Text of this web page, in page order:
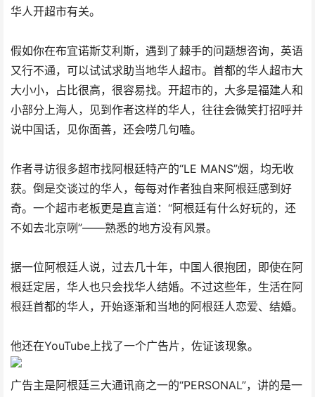
华人开超市有关。
假如你在布宜诺斯艾利斯，遇到了棘手的问题想咨询，英语
又行不通，可以试试求助当地华人超市。首都的华人超市大
大小小，占比很高，很容易找。开超市的，大多是福建人和
小部分上海人，见到作者这样的华人，往往会微笑打招呼并
说中国话，见你面善，还会唠几句嗑。
作者寻访很多超市找阿根廷特产的“LE MANS”烟，均无收
获。倒是交谈过的华人，每每对作者独自来阿根廷感到好
奇。一个超市老板更是直言道：“阿根廷有什么好玩的，还
不如去北京咧”——熟悉的地方没有风景。
据一位阿根廷人说，过去几十年，中国人很抱团，即使在阿
根廷定居，华人也只会找华人结婚。不过这些年，生活在阿
根廷首都的华人，开始逐渐和当地的阿根廷人恋爱、结婚。
他还在YouTube上找了一个广告片，佐证该现象。
广告主是阿根廷三大通讯商之一的“PERSONAL”，讲的是一